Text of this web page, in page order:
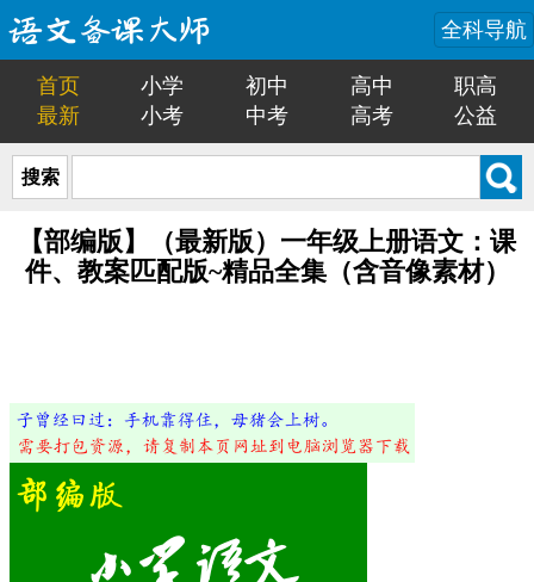
全科导航
首页 小学 初中 高中
职高
最新
小考 中考 高考 公益
搜索
【部编版】（最新版）一年级上册语文：课
件、教案匹配版~精品全集（含音像素材）